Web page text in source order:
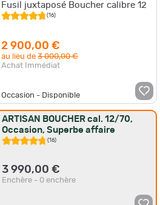
Fusil juxtaposé Boucher calibre 12
(16)
2 900,00 €
au lieu de3 000,00 €
Achat Immédiat
Occasion - Disponible
ARTISAN BOUCHER cal. 12/70,
Occasion, Superbe affaire
(16)
3 990,00 €
Enchère - 0 enchère